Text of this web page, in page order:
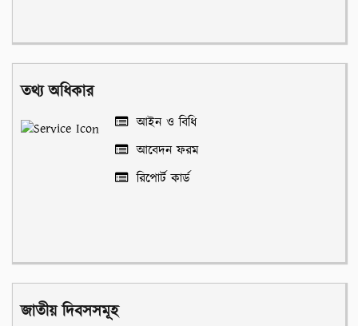
তথ্য অধিকার
আইন ও বিধি
আবেদন ফরম
রিপোর্ট কার্ড
জাতীয় দিবসসমূহ